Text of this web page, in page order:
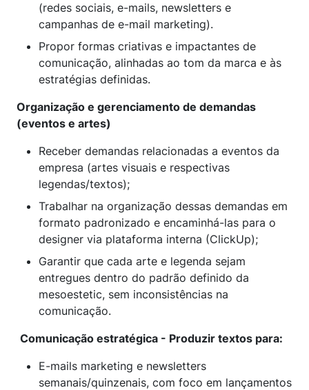
(redes sociais, e-mails, newsletters e
campanhas de e-mail marketing).
Propor formas criativas e impactantes de
comunicação, alinhadas ao tom da marca e às
estratégias definidas.
Organização e gerenciamento de demandas
(eventos e artes)
Receber demandas relacionadas a eventos da
empresa (artes visuais e respectivas
legendas/textos);
Trabalhar na organização dessas demandas em
formato padronizado e encaminhá-las para o
designer via plataforma interna (ClickUp);
Garantir que cada arte e legenda sejam
entregues dentro do padrão definido da
mesoestetic, sem inconsistências na
comunicação.
Comunicação estratégica - Produzir textos para:
E-mails marketing e newsletters
semanais/quinzenais, com foco em lançamentos